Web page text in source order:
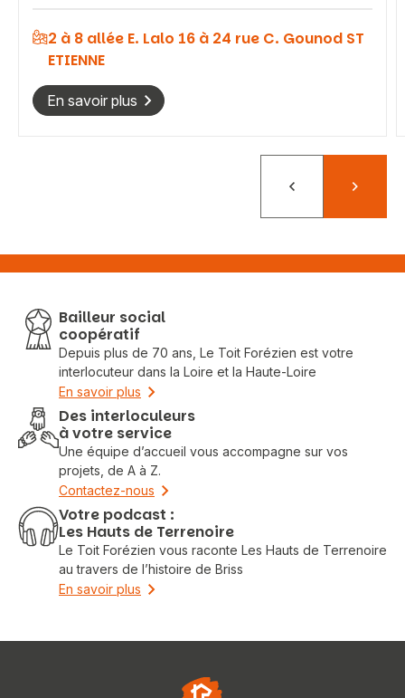
2 à 8 allée E. Lalo 16 à 24 rue C. Gounod ST
ETIENNE
En savoir plus
PrécédentSuivant
Bailleur social
coopératif
Depuis plus de 70 ans, Le Toit Forézien est votre
interlocuteur dans la Loire et la Haute-Loire
En savoir plus
Des interloculeurs
à votre service
Une équipe d’accueil vous accompagne sur vos
projets, de A à Z.
Contactez-nous
Votre podcast :
Les Hauts de Terrenoire
Le Toit Forézien vous raconte Les Hauts de Terrenoire
au travers de l’histoire de Briss
En savoir plus